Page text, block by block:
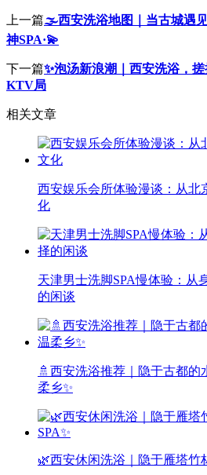
上一篇🌫️西安洗浴地图｜当古城遇
神SPA·💫
下一篇✨泡汤新浪潮｜西安洗浴，
KTV局
相关文章
西安娱乐会所体验漫谈：从北
化
天津男士洗脚SPA慢体验：从
的闲谈
🚿西安洗浴推荐｜隐于古都的
柔乡✨
🌿西安休闲洗浴｜隐于雁塔竹